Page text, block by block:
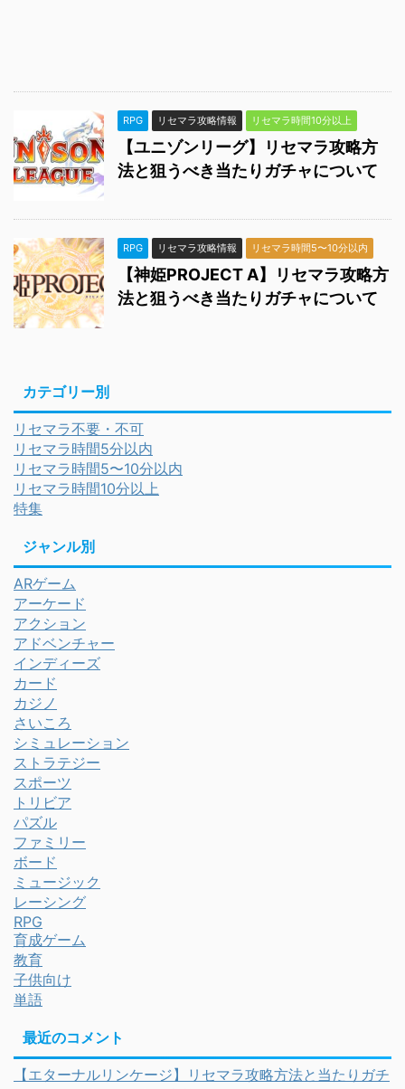
RPG リセマラ攻略情報 リセマラ時間10分以上
【ユニゾンリーグ】リセマラ攻略方
法と狙うべき当たりガチャについて
RPG リセマラ攻略情報 リセマラ時間5〜10分以内
【神姫PROJECT A】リセマラ攻略方
法と狙うべき当たりガチャについて
カテゴリー別
リセマラ不要・不可
リセマラ時間5分以内
リセマラ時間5〜10分以内
リセマラ時間10分以上
特集
ジャンル別
ARゲーム
アーケード
アクション
アドベンチャー
インディーズ
カード
カジノ
さいころ
シミュレーション
ストラテジー
スポーツ
トリビア
パズル
ファミリー
ボード
ミュージック
レーシング
RPG
育成ゲーム
教育
子供向け
単語
最近のコメント
【エターナルリンケージ】リセマラ攻略方法と当たりガチ